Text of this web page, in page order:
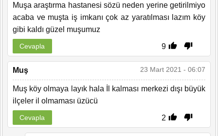
Muşa araştırma hastanesi sözü neden yerine getirilmiyo
acaba ve muşta iş imkanı çok az yaratılması lazım köy
gibi kaldı güzel muşumuz
9
Cevapla
Muş 23 Mart 2021 - 06:07
Muş köy olmaya layık hala İl kalması merkezi dışı büyük
ilçeler il olmaması üzücü
2
Cevapla